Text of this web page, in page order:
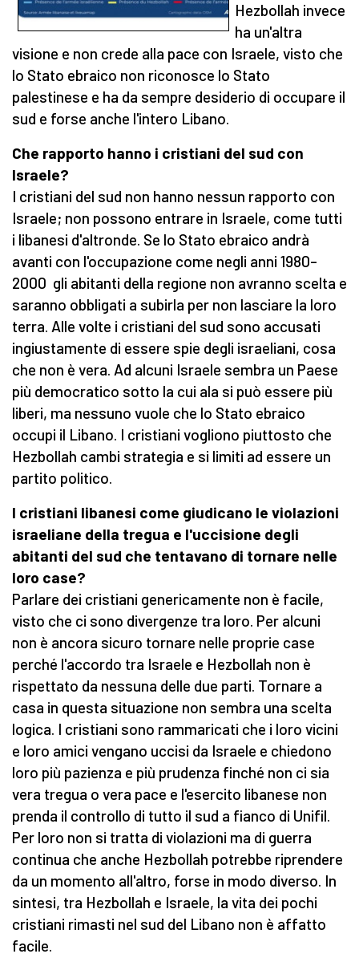
Hezbollah invece
ha un'altra
visione e non crede alla pace con Israele, visto che
lo Stato ebraico non riconosce lo Stato
palestinese e ha da sempre desiderio di occupare il
sud e forse anche l'intero Libano.
Che rapporto hanno i cristiani del sud con
Israele?
I cristiani del sud non hanno nessun rapporto con
Israele; non possono entrare in Israele, come tutti
i libanesi d'altronde. Se lo Stato ebraico andrà
avanti con l'occupazione come negli anni 1980–
2000 gli abitanti della regione non avranno scelta e
saranno obbligati a subirla per non lasciare la loro
terra. Alle volte i cristiani del sud sono accusati
ingiustamente di essere spie degli israeliani, cosa
che non è vera. Ad alcuni Israele sembra un Paese
più democratico sotto la cui ala si può essere più
liberi, ma nessuno vuole che lo Stato ebraico
occupi il Libano. I cristiani vogliono piuttosto che
Hezbollah cambi strategia e si limiti ad essere un
partito politico.
I cristiani libanesi come giudicano le violazioni
israeliane della tregua e l'uccisione degli
abitanti del sud che tentavano di tornare nelle
loro case?
Parlare dei cristiani genericamente non è facile,
visto che ci sono divergenze tra loro. Per alcuni
non è ancora sicuro tornare nelle proprie case
perché l'accordo tra Israele e Hezbollah non è
rispettato da nessuna delle due parti. Tornare a
casa in questa situazione non sembra una scelta
logica. I cristiani sono rammaricati che i loro vicini
e loro amici vengano uccisi da Israele e chiedono
loro più pazienza e più prudenza finché non ci sia
vera tregua o vera pace e l'esercito libanese non
prenda il controllo di tutto il sud a fianco di Unifil.
Per loro non si tratta di violazioni ma di guerra
continua che anche Hezbollah potrebbe riprendere
da un momento all'altro, forse in modo diverso. In
sintesi, tra Hezbollah e Israele, la vita dei pochi
cristiani rimasti nel sud del Libano non è affatto
facile.